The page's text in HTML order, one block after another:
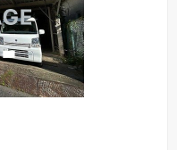
築請負契約が、一定期間内に成立する
築請負契約成立に向けて設計プランを
協議をするために必要な相当の期間の
が実現できたかどうかにより結論を出
。納得のいくプランが出来ず、建築請
土地契約にかかった代金（土地代金、
ます。
「総額表示」で統一しています。
を除いた建物価格」と「土地価格」の